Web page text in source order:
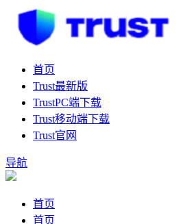
首页
Trust最新版
TrustPC端下载
Trust移动端下载
Trust官网
导航
首页
首页